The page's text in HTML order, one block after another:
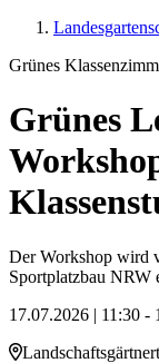
Grünes
Grünes
Der Workshop wird
Sportplatzbau NRW
17.07.2026 | 11:30 -